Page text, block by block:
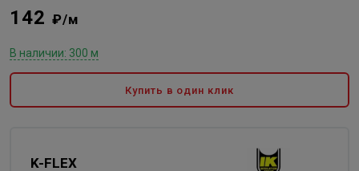
142 ₽/м
В наличии: 300 м
Купить в один клик
K-FLEX